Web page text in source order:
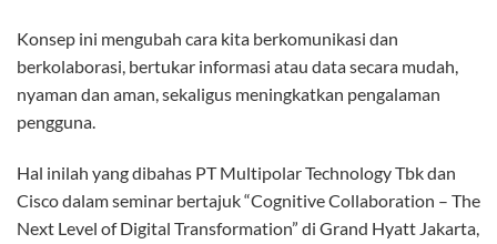
Konsep ini mengubah cara kita berkomunikasi dan
berkolaborasi, bertukar informasi atau data secara mudah,
nyaman dan aman, sekaligus meningkatkan pengalaman
pengguna.
Hal inilah yang dibahas PT Multipolar Technology Tbk dan
Cisco dalam seminar bertajuk “Cognitive Collaboration – The
Next Level of Digital Transformation” di Grand Hyatt Jakarta,